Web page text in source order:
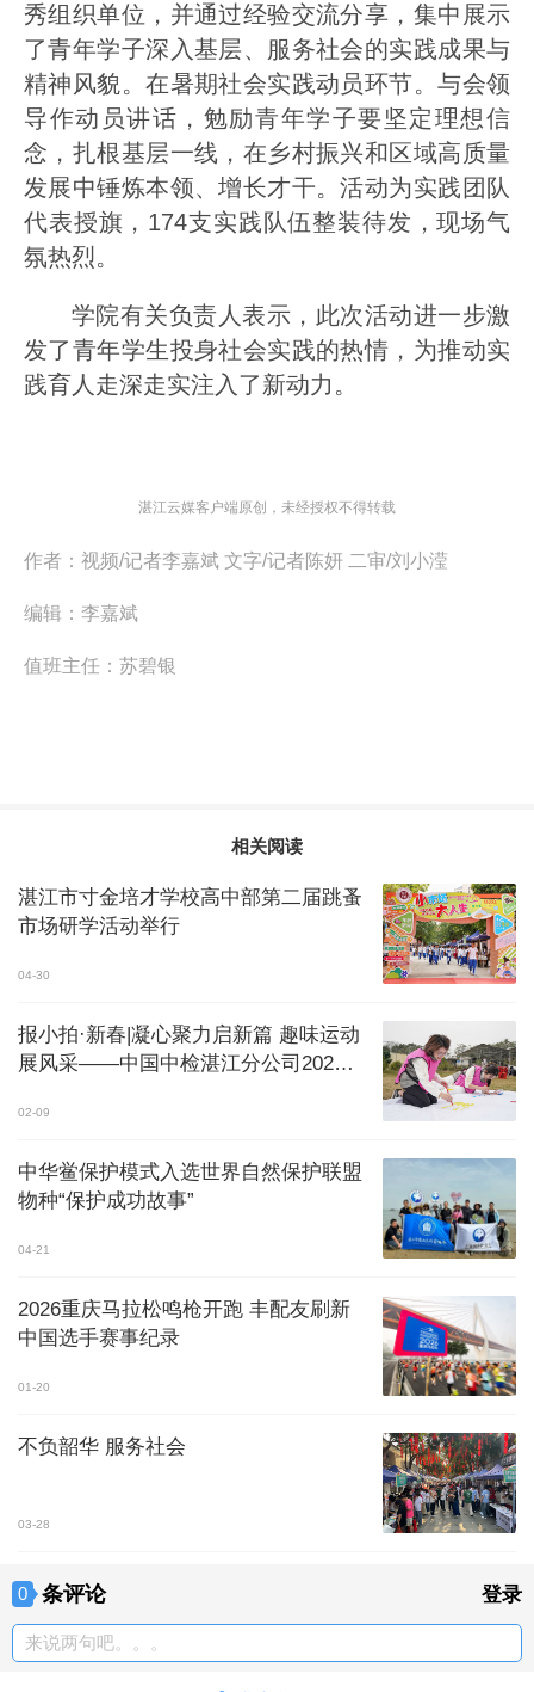
秀组织单位，并通过经验交流分享，集中展示
了青年学子深入基层、服务社会的实践成果与
精神风貌。在暑期社会实践动员环节。与会领
导作动员讲话，勉励青年学子要坚定理想信
念，扎根基层一线，在乡村振兴和区域高质量
发展中锤炼本领、增长才干。活动为实践团队
代表授旗，174支实践队伍整装待发，现场气
氛热烈。
学院有关负责人表示，此次活动进一步激
发了青年学生投身社会实践的热情，为推动实
践育人走深走实注入了新动力。
湛江云媒客户端原创，未经授权不得转载
作者： 视频/记者李嘉斌 文字/记者陈妍 二审/刘小滢
编辑： 李嘉斌
值班主任： 苏碧银
相关阅读
湛江市寸金培才学校高中部第二届跳蚤
市场研学活动举行
04-30
报小拍·新春|凝心聚力启新篇 趣味运动
展风采——中国中检湛江分公司2026
02-09
中华鲎保护模式入选世界自然保护联盟
物种“保护成功故事”
04-21
2026重庆马拉松鸣枪开跑 丰配友刷新
中国选手赛事纪录
01-20
不负韶华 服务社会
03-28
0 条评论 登录
来说两句吧。。。